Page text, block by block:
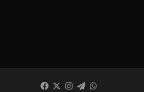
Facebook
X Instagram
Telegram